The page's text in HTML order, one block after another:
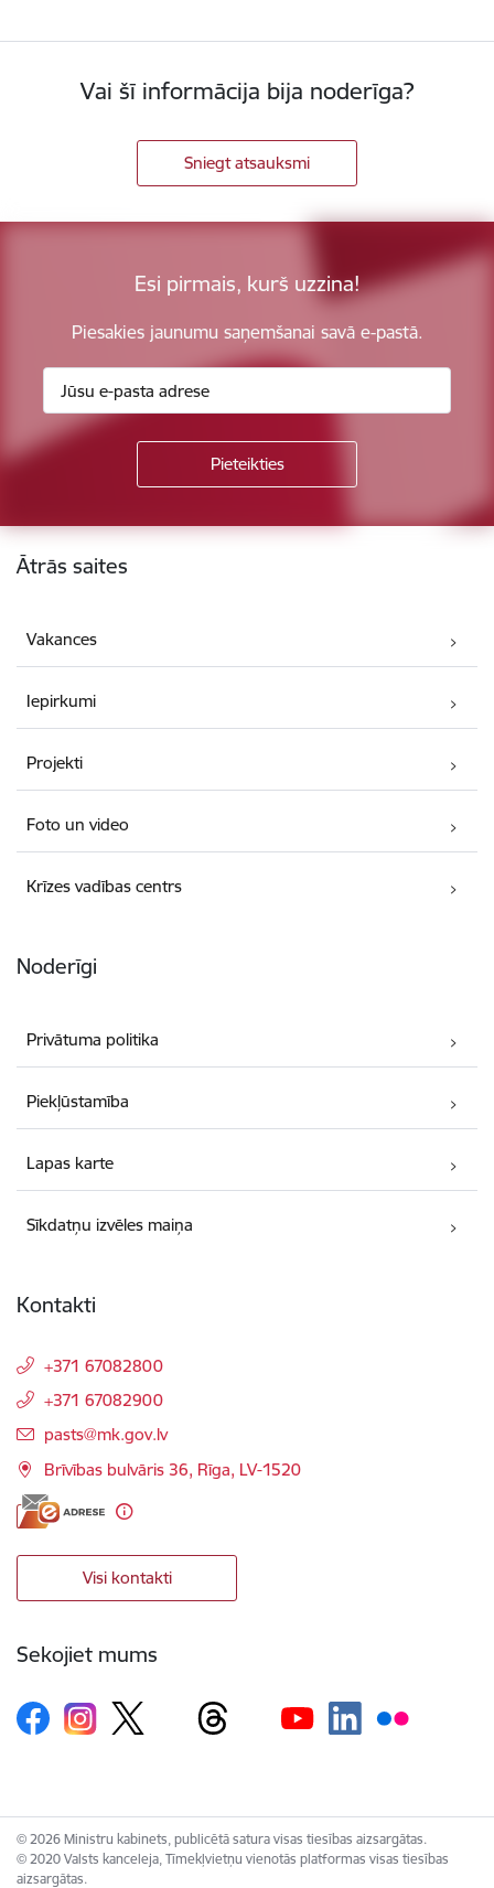
Vai šī informācija bija noderīga?
Sniegt atsauksmi
Esi pirmais, kurš uzzina!
Piesakies jaunumu saņemšanai savā e-pastā.
Kājene
Ātrās saites
Vakances
Iepirkumi
Projekti
Foto un video
Krīzes vadības centrs
Noderīgi
Privātuma politika
Piekļūstamība
Lapas karte
Sīkdatņu izvēles maiņa
Kontakti
+371 67082800
+371 67082900
E-pasts:
pasts@mk.gov.lv
Brīvības bulvāris 36, Rīga, LV-1520
Visi kontakti
Sekojiet mums
© 2026 Ministru kabinets, publicētā satura visas tiesības aizsargātas.
© 2020 Valsts kanceleja, Tīmekļvietņu vienotās platformas visas tiesības
aizsargātas.